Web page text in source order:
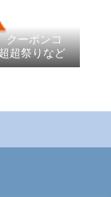
クーポンコ
超祭りなど